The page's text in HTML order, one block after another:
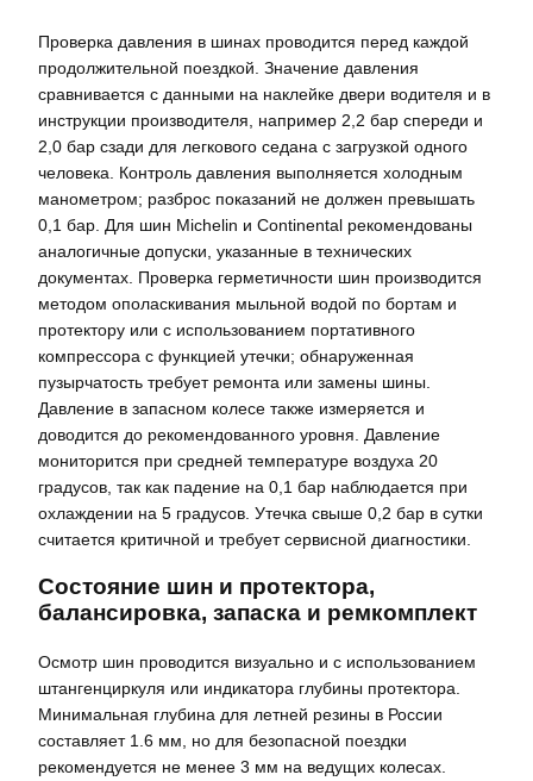
Проверка давления в шинах проводится перед каждой
продолжительной поездкой. Значение давления
сравнивается с данными на наклейке двери водителя и в
инструкции производителя, например 2,2 бар спереди и
2,0 бар сзади для легкового седана с загрузкой одного
человека. Контроль давления выполняется холодным
манометром; разброс показаний не должен превышать
0,1 бар. Для шин Michelin и Continental рекомендованы
аналогичные допуски, указанные в технических
документах. Проверка герметичности шин производится
методом ополаскивания мыльной водой по бортам и
протектору или с использованием портативного
компрессора с функцией утечки; обнаруженная
пузырчатость требует ремонта или замены шины.
Давление в запасном колесе также измеряется и
доводится до рекомендованного уровня. Давление
мониторится при средней температуре воздуха 20
градусов, так как падение на 0,1 бар наблюдается при
охлаждении на 5 градусов. Утечка свыше 0,2 бар в сутки
считается критичной и требует сервисной диагностики.
Состояние шин и протектора,
балансировка, запаска и ремкомплект
Осмотр шин проводится визуально и с использованием
штангенциркуля или индикатора глубины протектора.
Минимальная глубина для летней резины в России
составляет 1.6 мм, но для безопасной поездки
рекомендуется не менее 3 мм на ведущих колесах.